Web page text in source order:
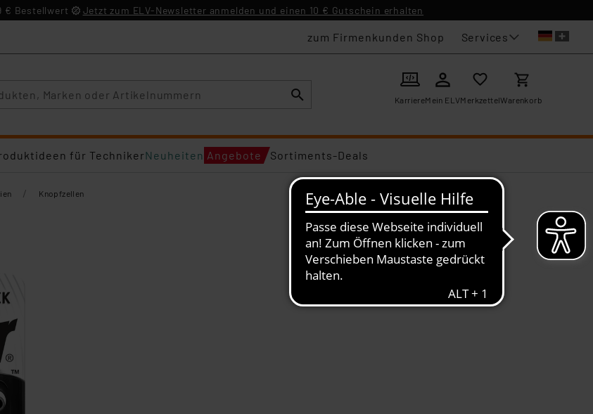
€ Bestellwert Jetzt zum ELV-Newsletter anmelden und einen 10 € Gutschein erhalten
zum Firmenkunden Shop Services
KarriereMein ELVMerkzettelWarenkorb
für TechnikerNeuheiten Angebote Sortiments-Deals
/ Knopfzellen